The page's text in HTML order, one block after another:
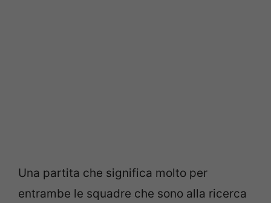
Una partita che significa molto per
entrambe le squadre che sono alla ricerca